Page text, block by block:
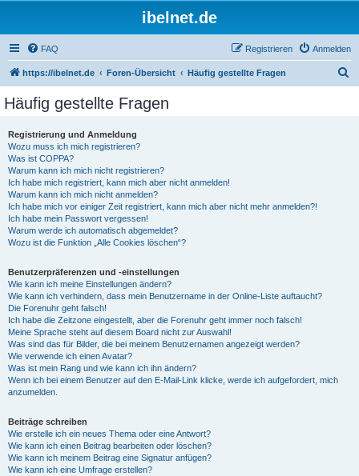
ibelnet.de
FAQ Anmelden
Registrieren
https://ibelnet.de Foren-Übersicht Häufig gestellte Fragen
Häufig gestellte Fragen
Registrierung und Anmeldung
Wozu muss ich mich registrieren?
Was ist COPPA?
Warum kann ich mich nicht registrieren?
Ich habe mich registriert, kann mich aber nicht anmelden!
Warum kann ich mich nicht anmelden?
Ich habe mich vor einiger Zeit registriert, kann mich aber nicht mehr anmelden?!
Ich habe mein Passwort vergessen!
Warum werde ich automatisch abgemeldet?
Wozu ist die Funktion „Alle Cookies löschen“?
Benutzerpräferenzen und -einstellungen
Wie kann ich meine Einstellungen ändern?
Wie kann ich verhindern, dass mein Benutzername in der Online-Liste auftaucht?
Die Forenuhr geht falsch!
Ich habe die Zeitzone eingestellt, aber die Forenuhr geht immer noch falsch!
Meine Sprache steht auf diesem Board nicht zur Auswahl!
Was sind das für Bilder, die bei meinem Benutzernamen angezeigt werden?
Wie verwende ich einen Avatar?
Was ist mein Rang und wie kann ich ihn ändern?
Wenn ich bei einem Benutzer auf den E-Mail-Link klicke, werde ich aufgefordert, mich
anzumelden.
Beiträge schreiben
Wie erstelle ich ein neues Thema oder eine Antwort?
Wie kann ich einen Beitrag bearbeiten oder löschen?
Wie kann ich meinem Beitrag eine Signatur anfügen?
Wie kann ich eine Umfrage erstellen?